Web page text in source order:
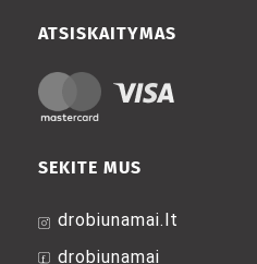
SEKITE MUS
drobiunamai.lt
drobiunamai
ATSISKAITYMAS